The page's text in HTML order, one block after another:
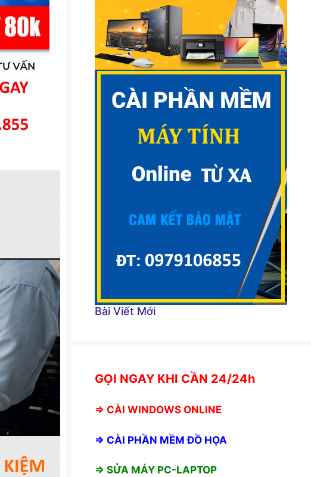
Bài Viết Mới
GỌI NGAY KHI CẦN 24/24h
⇒ CÀI WINDOWS ONLINE
⇒ CÀI PHẦN MỀM ĐỒ HỌA
⇒ SỬA MÁY PC-LAPTOP